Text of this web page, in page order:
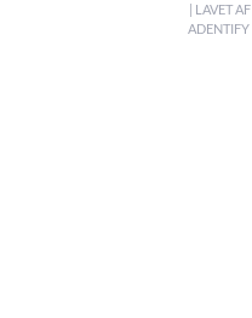
| LAVET AF
ADENTIFY